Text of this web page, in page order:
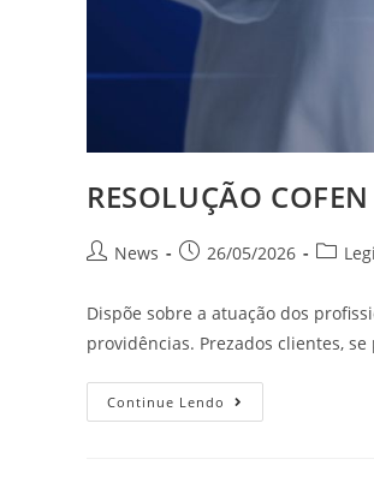
RESOLUÇÃO
News 26/05/2026
Dispõe sobre a atuação dos
providências. Prezados clientes,
Continue Lendo